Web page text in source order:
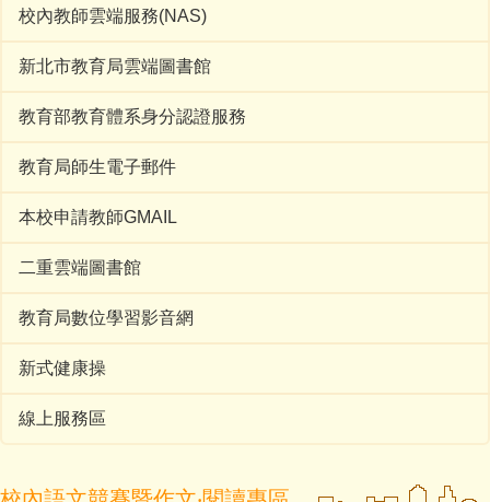
校內教師雲端服務(NAS)
新北市教育局雲端圖書館
教育部教育體系身分認證服務
教育局師生電子郵件
本校申請教師GMAIL
二重雲端圖書館
教育局數位學習影音網
新式健康操
線上服務區